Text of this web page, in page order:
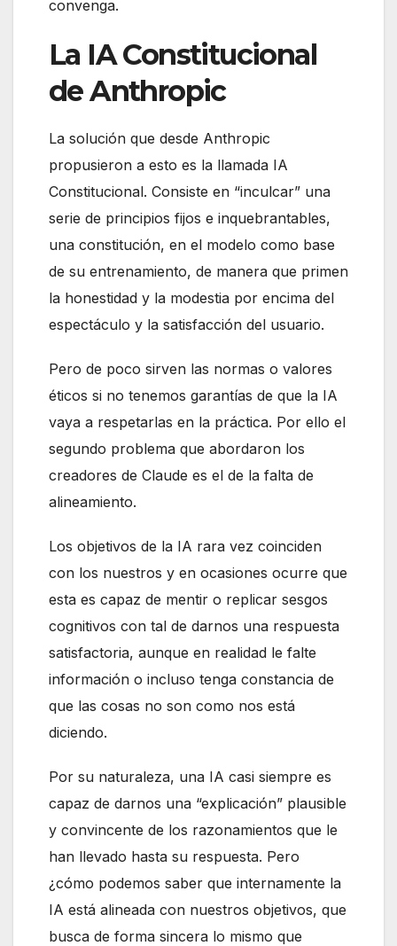
convenga.
La IA Constitucional
de Anthropic
La solución que desde Anthropic
propusieron a esto es la llamada IA
Constitucional. Consiste en “inculcar” una
serie de principios fijos e inquebrantables,
una constitución, en el modelo como base
de su entrenamiento, de manera que primen
la honestidad y la modestia por encima del
espectáculo y la satisfacción del usuario.
Pero de poco sirven las normas o valores
éticos si no tenemos garantías de que la IA
vaya a respetarlas en la práctica. Por ello el
segundo problema que abordaron los
creadores de Claude es el de la falta de
alineamiento.
Los objetivos de la IA rara vez coinciden
con los nuestros y en ocasiones ocurre que
esta es capaz de mentir o replicar sesgos
cognitivos con tal de darnos una respuesta
satisfactoria, aunque en realidad le falte
información o incluso tenga constancia de
que las cosas no son como nos está
diciendo.
Por su naturaleza, una IA casi siempre es
capaz de darnos una “explicación” plausible
y convincente de los razonamientos que le
han llevado hasta su respuesta. Pero
¿cómo podemos saber que internamente la
IA está alineada con nuestros objetivos, que
busca de forma sincera lo mismo que